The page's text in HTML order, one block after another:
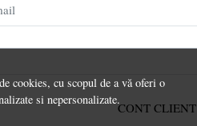
cookies, cu scopul de a vă oferi o
si nepersonalizate.
CONT CLIENT